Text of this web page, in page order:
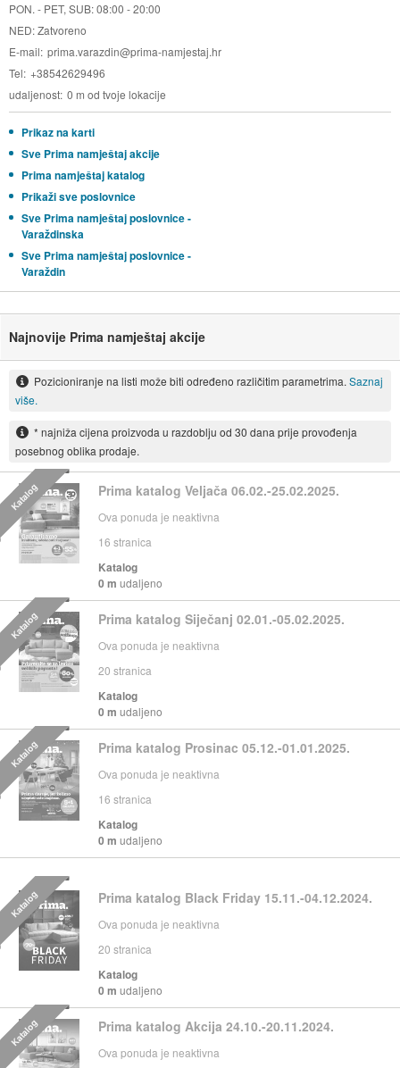
PON. - PET, SUB: 08:00 - 20:00
NED: Zatvoreno
E-mail prima.varazdin@prima-namjestaj.hr
Tel +38542629496
udaljenost 0 m od tvoje lokacije
Prikaz na karti
Sve Prima namještaj akcije
Prima namještaj katalog
Prikaži sve poslovnice
Sve Prima namještaj poslovnice -
Varaždinska
Sve Prima namještaj poslovnice -
Varaždin
Najnovije Prima namještaj akcije
Pozicioniranje na listi može biti određeno različitim parametrima. Saznaj
više.
* najniža cijena proizvoda u razdoblju od 30 dana prije provođenja
posebnog oblika prodaje.
Prima katalog Veljača 06.02.-25.02.2025.
Ova ponuda je neaktivna
16 stranica
Katalog
0 m udaljeno
Katalog
Prima katalog Siječanj 02.01.-05.02.2025.
Ova ponuda je neaktivna
20 stranica
Katalog
0 m udaljeno
Katalog
Prima katalog Prosinac 05.12.-01.01.2025.
Ova ponuda je neaktivna
16 stranica
Katalog
0 m udaljeno
Katalog
Prima katalog Black Friday 15.11.-04.12.2024.
Ova ponuda je neaktivna
20 stranica
Katalog
0 m udaljeno
Katalog
Prima katalog Akcija 24.10.-20.11.2024.
Ova ponuda je neaktivna
Katalog